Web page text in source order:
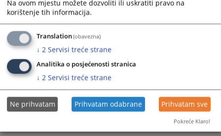
question
mark
key
get
the
keyboard
shortcuts
for
changing
dates.
question
mark
key
to
get
the
shortcuts
for
changing
dates.
Trenutno nema vijesti
Na ovom mjestu možete dozvoliti ili uskratiti pravo na
korištenje tih informacija.
Translation(obavezna)
↓ 2 Servisi treće strane
Analitika o posjećenosti stranica
↓ 2 Servisi treće strane
Ne prihvatam Prihvatam odabrane Prihvatam sve
Pokreće Klaro!